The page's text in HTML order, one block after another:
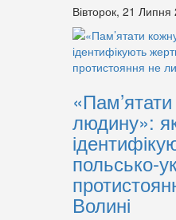
Вівторок, 21 Липня
людину»:
польсько-
Волині